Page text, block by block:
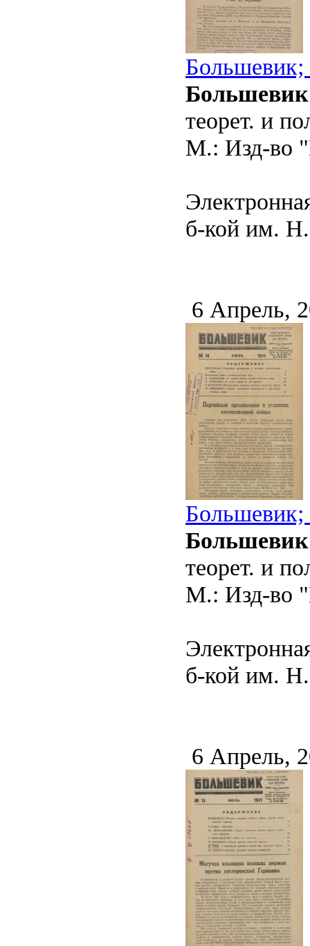
Большевик
теорет. и
М.: Изд-во
б-кой им.
6 Апрель,
Большевик
теорет. и
М.: Изд-во
б-кой им.
6 Апрель,